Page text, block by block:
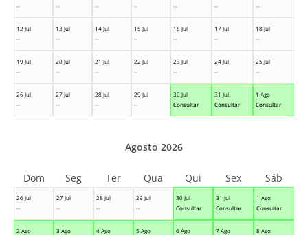
--
--
--
--
--
--
--
12 Jul
--
13 Jul
--
14 Jul
--
15 Jul
--
16 Jul
--
17 Jul
--
18 Jul
--
19 Jul
--
20 Jul
--
21 Jul
--
22 Jul
--
23 Jul
--
24 Jul
--
25 Jul
--
26 Jul
--
27 Jul
--
28 Jul
--
29 Jul
--
30 Jul
Consultar
31 Jul
Consultar
1 Ago
Consultar
26 Jul
--
27 Jul
--
28 Jul
--
29 Jul
--
30 Jul
Consultar
31 Jul
Consultar
1 Ago
Consultar
2 Ago
3 Ago
4 Ago
5 Ago
6 Ago
7 Ago
8 Ago
Agosto 2026
Dom Seg Ter Qua Qui Sex Sáb